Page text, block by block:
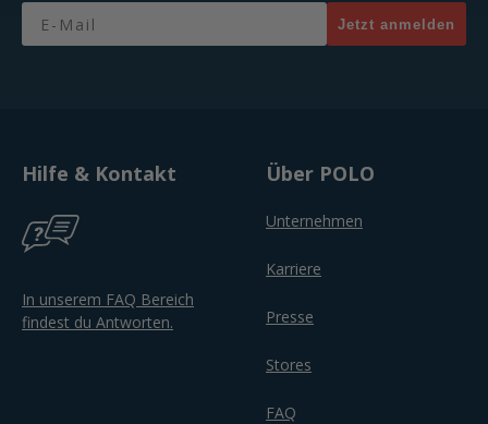
Email
Jetzt anmelden
Hilfe & Kontakt
In unserem FAQ Bereich
findest du Antworten.
Über POLO
Unternehmen
Karriere
Presse
Stores
FAQ